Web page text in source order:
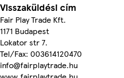
Visszaküldési cím
Fair Play Trade Kft.
1171 Budapest
Lokator str 7.
Tel/Fax: 003614120470
info@fairplaytrade.hu